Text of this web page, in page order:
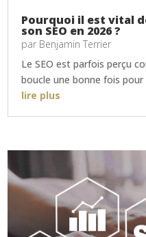
Pourquoi il est vital
son SEO en 2026 ?
par Benjamin Terrier
Le SEO est parfois perçu
boucle une bonne fois pour
lire plus